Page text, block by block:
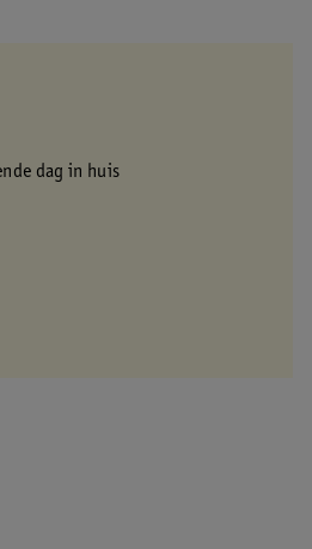
dag in huis